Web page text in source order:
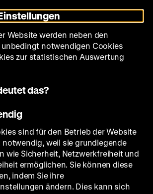
2015, 19.00 - 00.00 Uhr
Vergangenheit
Vergangenheit
Website werden neben den
notwendigen Cookies
zur statistischen Auswertung
das?
sind für den Betrieb der Website
notwendig, weil sie grundlegende
wie Sicherheit, Netzwerkfreiheit und
ermöglichen. Sie können diese
indem Sie ihre
ändern. Dies kann sich